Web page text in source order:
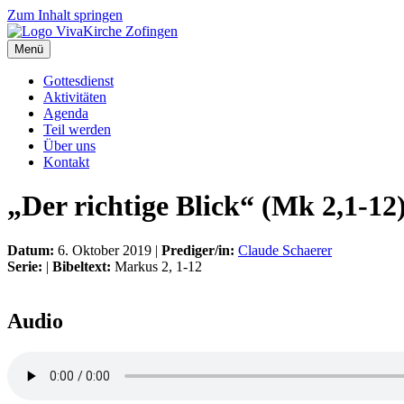
Zum Inhalt springen
Menü
Gottesdienst
Aktivitäten
Agenda
Teil werden
Über uns
Kontakt
„Der richtige Blick“ (Mk 2,1-
Datum: 6. Oktober 2019 | Prediger/in: Claude Schaerer
Serie: | Bibeltext: Markus 2, 1-12
Audio